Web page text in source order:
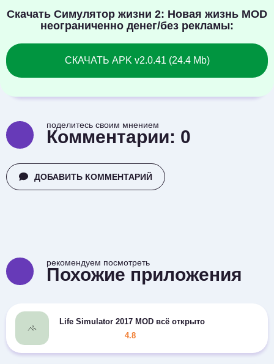
Скачать Симулятор жизни 2: Новая жизнь MOD
неограниченно денег/без рекламы:
СКАЧАТЬ APK v2.0.41 (24.4 Mb)
поделитесь своим мнением
Комментарии: 0
ДОБАВИТЬ КОММЕНТАРИЙ
рекомендуем посмотреть
Похожие приложения
Life Simulator 2017 MOD всё открыто
4.8